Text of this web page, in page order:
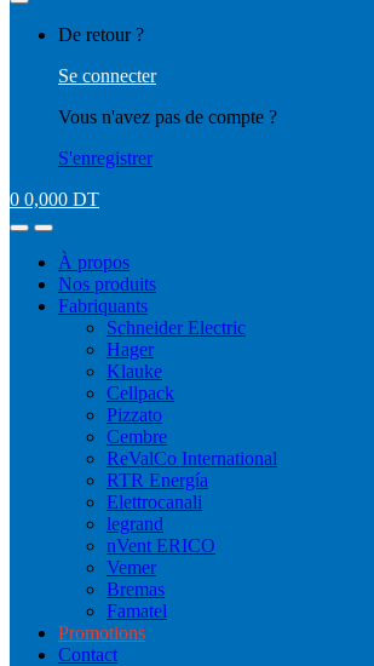
De retour ?
Se connecter
Vous n'avez pas de compte ?
S'enregistrer
0 0,000 DT
À propos
Nos produits
Fabriquants
Schneider Electric
Hager
Klauke
Cellpack
Pizzato
Cembre
ReValCo International
RTR Energía
Elettrocanali
legrand
nVent ERICO
Vemer
Bremas
Famatel
Promotions
Contact